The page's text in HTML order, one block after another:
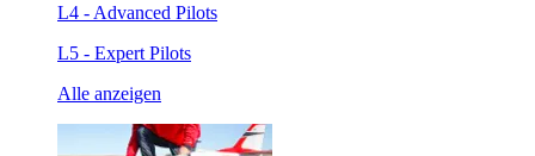
L4 - Advanced Pilots
L5 - Expert Pilots
Alle anzeigen